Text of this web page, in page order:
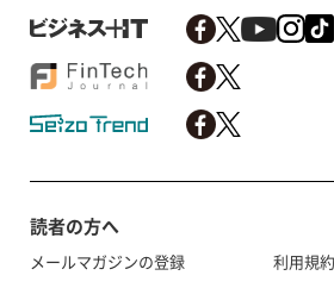
読者の方へ
メールマガジンの登録
利用規